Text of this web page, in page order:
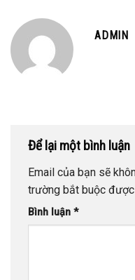
ADMIN
Để lại một bình luận
Email của bạn sẽ
trường bắt buộc
Bình luận *